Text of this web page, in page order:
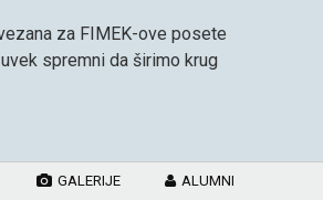
za FIMEK-ove posete
spremni da širimo krug
GALERIJE ALUMNI